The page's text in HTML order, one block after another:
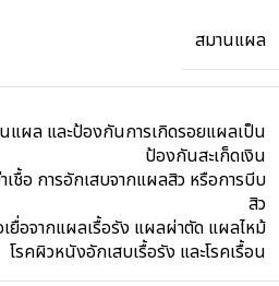
สมานแผล
แผล และป้องกันการเกิดรอยแผลเป็น
ป้องกันสะเก็ดเงิน
เชื้อ การอักเสบจากแผลสิว หรือการบีบ
สิว
เยื่อจากแผลเรื้อรัง แผลผ่าตัด แผลไหม้
โรคผิวหนังอักเสบเรื้อรัง และโรคเรื้อน